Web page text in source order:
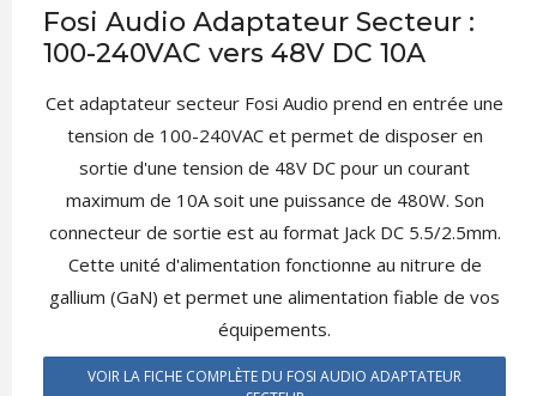
Fosi Audio Adaptateur Secteur :
100-240VAC vers 48V DC 10A
Cet adaptateur secteur Fosi Audio prend en entrée une
tension de 100-240VAC et permet de disposer en
sortie d'une tension de 48V DC pour un courant
maximum de 10A soit une puissance de 480W. Son
connecteur de sortie est au format Jack DC 5.5/2.5mm.
Cette unité d'alimentation fonctionne au nitrure de
gallium (GaN) et permet une alimentation fiable de vos
équipements.
VOIR LA FICHE COMPLÈTE DU FOSI AUDIO ADAPTATEUR